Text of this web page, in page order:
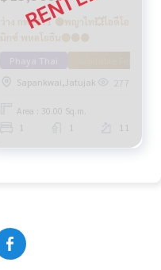
ว่าง กพ2571 🟡พญาไท💥ไอดีโอ
มิกซ์ พหลโยธิน🔴🟢🟡
Sapankwai,Jatujak
277
Area : 30.00 Sq.m.
1 1 11